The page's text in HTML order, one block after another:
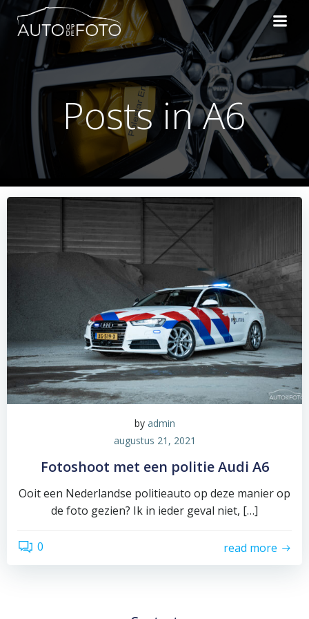
Naar
inhoud
springen
Posts in A6
by admin
augustus 21, 2021
Fotoshoot met een politie Audi A6
Ooit een Nederlandse politieauto op deze manier op
de foto gezien? Ik in ieder geval niet, […]
0 read more